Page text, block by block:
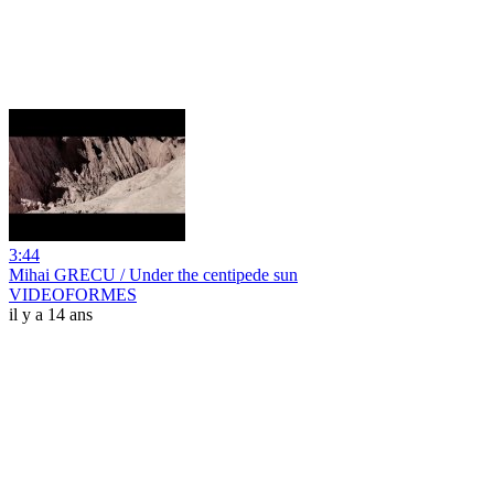
3:44
Mihai GRECU / Under the centipede sun
VIDEOFORMES
il y a 14 ans